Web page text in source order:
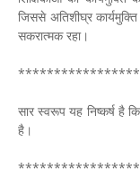
जिससे अतिशीघ्र
सकरात्मक रहा।
सार स्वरूप यह निष्कर्ष है कि
है।